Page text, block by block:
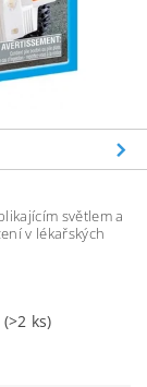
(>2 ks)